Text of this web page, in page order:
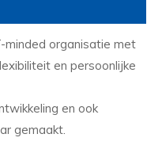
minded organisatie met
en persoonlijke
en ook
gemaakt.